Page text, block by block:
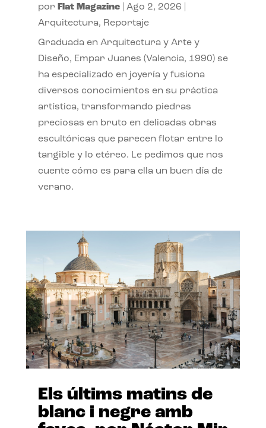
por Flat Magazine| Ago 2, 2026
Arquitectura, Reportaje
Graduada en Arquitectura y Arte y
Diseño, Empar Juanes (Valencia, 1990) se
ha especializado en joyería y fusiona
diversos conocimientos en su práctica
artística, transformando piedras
preciosas en bruto en delicadas obras
escultóricas que parecen flotar entre lo
tangible y lo etéreo. Le pedimos que nos
cuente cómo es para ella un buen día de
verano.
Els últims matins de
blanc i negre amb